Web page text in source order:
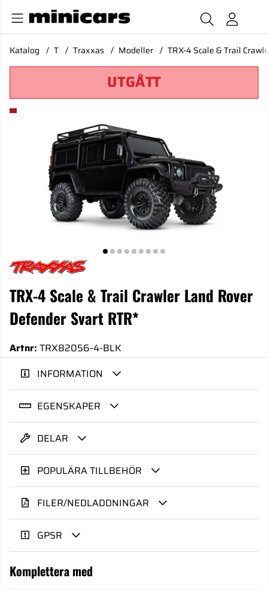
Katalog T Traxxas Modeller TRX-4 Scale & Trail
UTGÅTT
Produktbilder TRX-4 Scale & Trail Crawler Land Rover
TRX-4 Scale & Trail Crawler Land Rover
Defender Svart RTR*
Artnr: TRX82056-4-BLK
INFORMATION
EGENSKAPER
DELAR
POPULÄRA TILLBEHÖR
FILER/NEDLADDNINGAR
GPSR
Komplettera med